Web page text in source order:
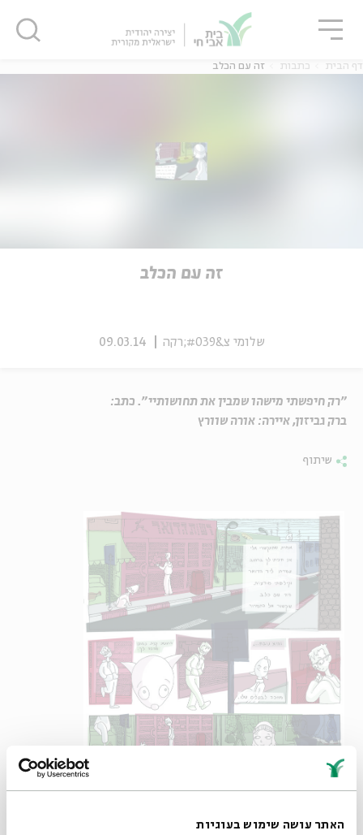
האתר עושה שימוש בעוגיות
אנגלית
דף הבית כתבות זה עם הכלב
זה עם הכלב
שלומי צ&#039;רקה 09.03.14
"רק חיפשתי מישהו שמבין את תחושותיי". כתב:
ברק גביזון, איירה: אורה שוורץ
שיתוף
סגור